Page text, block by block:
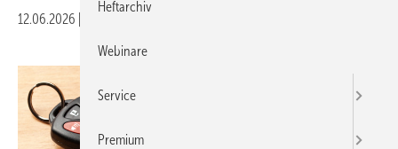
12.06.2026
Heftarchiv
Webinare
Service
Premium